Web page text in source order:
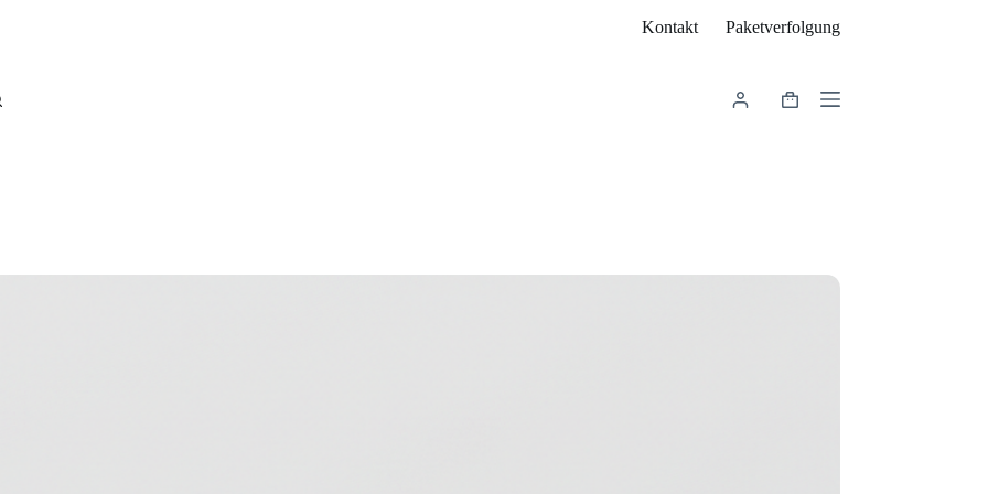
Kontakt Paketverfolgung
Warenkorb